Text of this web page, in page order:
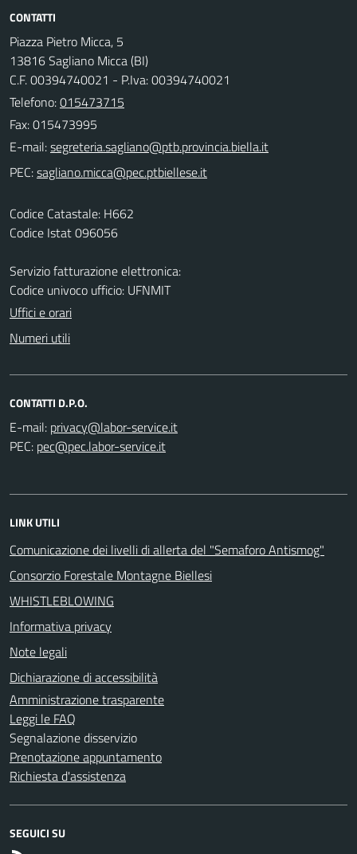
CONTATTI
Piazza Pietro Micca, 5
13816 Sagliano Micca (BI)
C.F. 00394740021 - P.Iva: 00394740021
Telefono:015473715
Fax: 015473995
E-mail:
PEC:
Codice Catastale: H662
Codice Istat 096056
Servizio fatturazione elettronica:
Codice univoco ufficio: UFNMIT
Uffici e orari
Numeri utili
CONTATTI D.P.O.
E-mail:
PEC:
LINK UTILI
Comunicazione dei livelli di allerta del "Semaforo Antismog"
Consorzio Forestale Montagne Biellesi
WHISTLEBLOWING
Informativa privacy
Note legali
Dichiarazione di accessibilità
Amministrazione trasparente
Leggi le FAQ
Segnalazione disservizio
Prenotazione appuntamento
Richiesta d'assistenza
SEGUICI SU